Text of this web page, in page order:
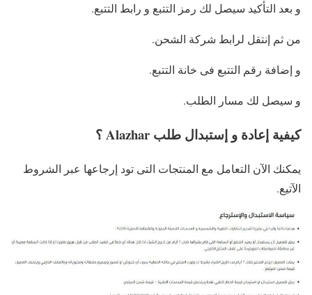
و بعد التأكيد سيصل لك رمز التتبع و رابط التتبع.
من ثم إنتقل لرابط شركة الشحن.
و إضافة رقم التتبع فى خانة التتبع.
و سيصل لك مسار الطلب.
كيفية إعادة و إستبدال طلب Alazhar ؟
يمكنك الآن التعامل مع المنتجات التى تود إرجاعها عبر الشروط
الآتيع.